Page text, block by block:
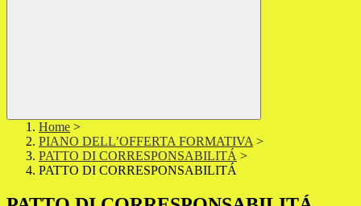
Home >
PIANO DELL’OFFERTA FORMATIVA >
PATTO DI CORRESPONSABILITÁ >
PATTO DI CORRESPONSABILITÁ